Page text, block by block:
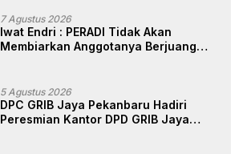
7 Agustus 2026
Iwat Endri : PERADI Tidak Akan
Membiarkan Anggotanya Berjuang
5 Agustus 2026
DPC GRIB Jaya Pekanbaru Hadiri
Peresmian Kantor DPD GRIB Jaya